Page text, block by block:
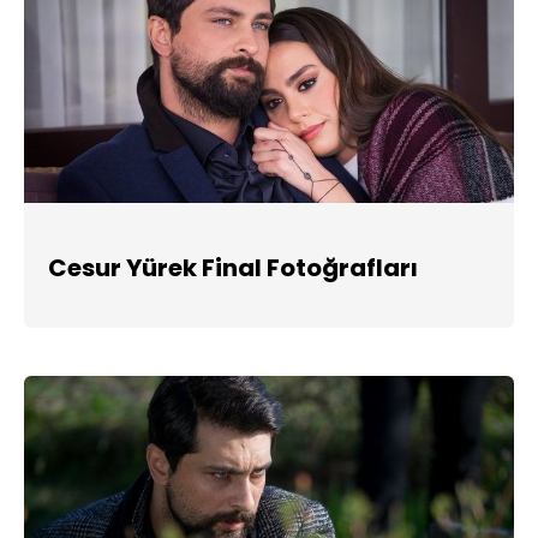
Cesur Yürek Final Fotoğrafları